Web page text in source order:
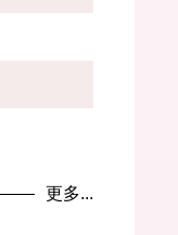
更多...